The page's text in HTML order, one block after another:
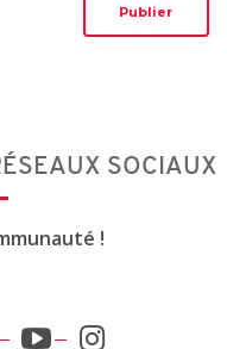
SOCIAUX
!